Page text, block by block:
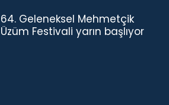
64. Geleneksel Mehmetçik
Üzüm Festivali yarın başlıyor